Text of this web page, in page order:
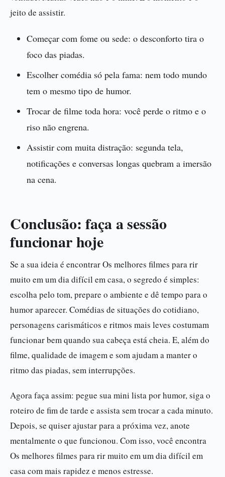
jeito de assistir.
Começar com fome ou sede: o desconforto tira o
foco das piadas.
Escolher comédia só pela fama: nem todo mundo
tem o mesmo tipo de humor.
Trocar de filme toda hora: você perde o ritmo e o
riso não engrena.
Assistir com muita distração: segunda tela,
notificações e conversas longas quebram a imersão
na cena.
Conclusão: faça a sessão
funcionar hoje
Se a sua ideia é encontrar Os melhores filmes para rir
muito em um dia difícil em casa, o segredo é simples:
escolha pelo tom, prepare o ambiente e dê tempo para o
humor aparecer. Comédias de situações do cotidiano,
personagens carismáticos e ritmos mais leves costumam
funcionar bem quando sua cabeça está cheia. E, além do
filme, qualidade de imagem e som ajudam a manter o
ritmo das piadas, sem interrupções.
Agora faça assim: pegue sua mini lista por humor, siga o
roteiro de fim de tarde e assista sem trocar a cada minuto.
Depois, se quiser ajustar para a próxima vez, anote
mentalmente o que funcionou. Com isso, você encontra
Os melhores filmes para rir muito em um dia difícil em
casa com mais rapidez e menos estresse.